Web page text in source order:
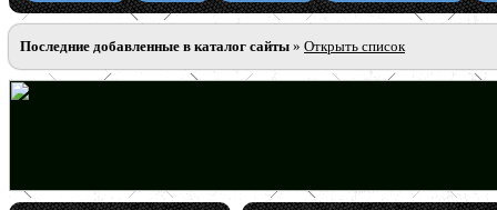
Последние добавленные в каталог сайты » Открыть список